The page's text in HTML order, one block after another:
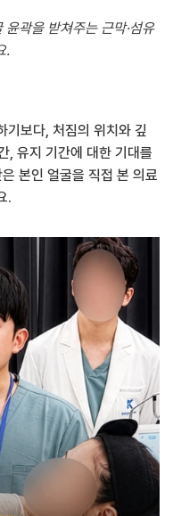
곽을 받쳐주는 근막·섬유
.
기보다, 처짐의 위치와 깊
, 유지 기간에 대한 기대를
본인 얼굴을 직접 본 의료
.